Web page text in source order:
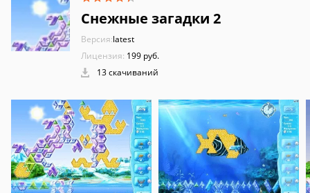
Снежные загадки 2
Версия:latest
Лицензия: 199 руб.
13 скачиваний